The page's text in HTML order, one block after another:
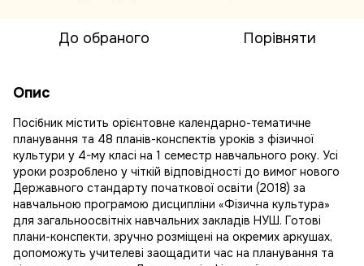
До обраного Порівняти
Опис
Посібник містить орієнтовне календарно-тематичне
планування та 48 планів-конспектів уроків з фізичної
культури у 4-му класі на 1 семестр навчального року. Усі
уроки розроблено у чіткій відповідності до вимог нового
Державного стандарту початкової освіти (2018) за
навчальною програмою дисципліни «Фізична культура»
для загальноосвітніх навчальних закладів НУШ. Готові
плани-конспекти, зручно розміщені на окремих аркушах,
допоможуть учителеві заощадити час на планування та